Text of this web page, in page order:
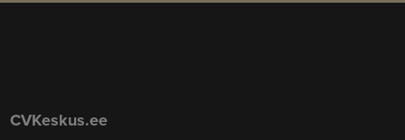
CVKeskus.ee